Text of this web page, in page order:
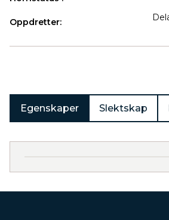
Oppdretter:
Egenskaper Slektskap